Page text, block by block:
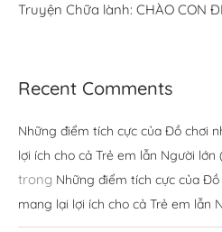
Truyện Chữa lành: CHÀO CON
Recent Comments
Những điểm tích cực của Đồ chơi
lợi ích cho cả Trẻ em lẫn Người
trong Những điểm tích cực của
mang lại lợi ích cho cả Trẻ em lẫn